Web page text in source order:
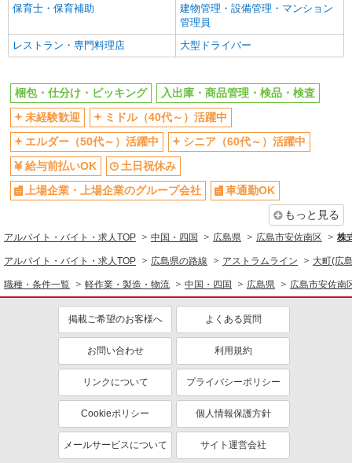
保育士・保育補助
建物管理・設備管理・マンション
管理員
レストラン・専門料理店
大型ドライバー
梱包・仕分け・ピッキング
入出庫・商品管理・検品・検査
未経験歓迎
ミドル（40代～）活躍中
エルダー（50代～）活躍中
シニア（60代～）活躍中
給与前払いOK
土日祝休み
上場企業・上場企業のグループ会社
車通勤OK
もっと見る
アルバイト・バイト・求人TOP 中国・四国 広島県 広島市安佐南区 株
アルバイト・バイト・求人TOP 広島県の路線 アストラムライン 大町(広
職種・条件一覧 軽作業・製造・物流 中国・四国 広島県 広島市安佐南
掲載ご希望のお客様へ よくある質問
お問い合わせ 利用規約
リンクについて プライバシーポリシー
Cookieポリシー 個人情報保護方針
メールサービスについて サイト運営会社